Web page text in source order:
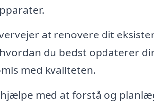
at renovere dit
du bedst opdaterer
med kvaliteten.
med at forstå og